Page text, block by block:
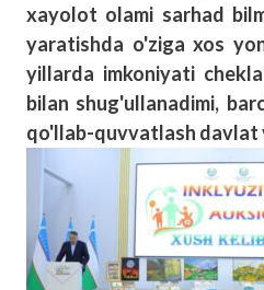
xayolot olami sarhad
yaratishda o'ziga xos
yillarda imkoniyati
bilan shug'ullanadimi,
qo'llab-quvvatlash davlat